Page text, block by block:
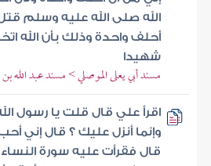
الله صلى الله عليه وسلم
أحلف واحدة وذلك بأن الله
شهيدا
مسند أبي يعلى الموصلي > مسند عبد الله
اقرأ علي قال قلت يا رسول
وإنما أنزل عليك ؟ قال إني
قال فقرأت عليه سورة